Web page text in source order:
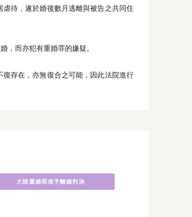
待，遂於婚後數月逃離與被告之共同住
，而亦犯有重婚罪的嫌疑。
存在，亦無復合之可能，因此法院進行
大陸重婚罪准予離婚判決